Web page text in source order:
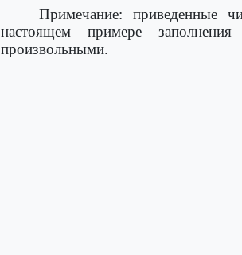
Примечание: приведенные
настоящем примере
произвольными.